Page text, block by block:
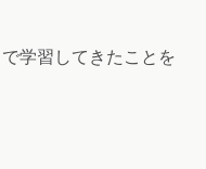
学習してきたことを